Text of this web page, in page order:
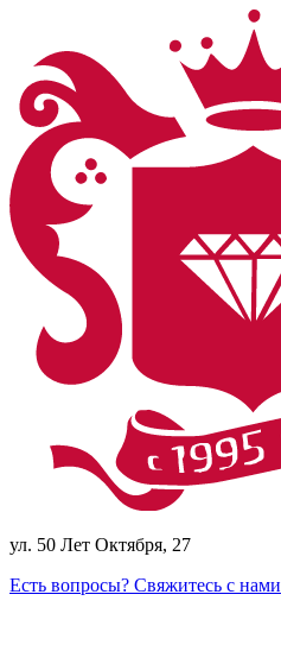
ул. 50 Лет Октября, 27
Есть вопросы? Свяжитесь с нами